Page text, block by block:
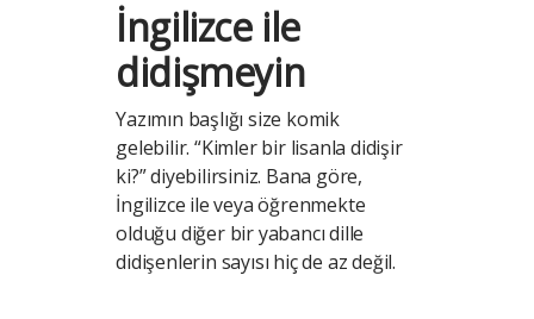
İngilizce ile
didişmeyin
Yazımın başlığı size komik
gelebilir. “Kimler bir lisanla didişir
ki?” diyebilirsiniz. Bana göre,
İngilizce ile veya öğrenmekte
olduğu diğer bir yabancı dille
didişenlerin sayısı hiç de az değil.